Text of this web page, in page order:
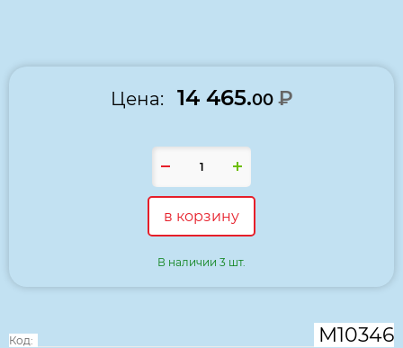
Код: М10346
Цена: 14 465.00 ₽
в корзину
В наличии 3 шт.